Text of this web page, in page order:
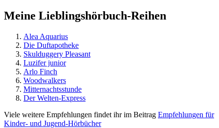
Meine Lieblingshörbuch-Reihen
Alea Aquarius
Die Duftapotheke
Skulduggery Pleasant
Luzifer junior
Arlo Finch
Woodwalkers
Mitternachtsstunde
Der Welten-Express
Viele weitere Empfehlungen findet ihr im Beitrag Empfehlungen für
Kinder- und Jugend-Hörbücher